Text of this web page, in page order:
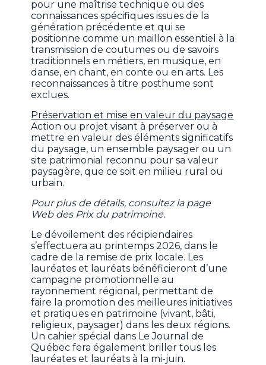
pour une maîtrise technique ou des
connaissances spécifiques issues de la
génération précédente et qui se
positionne comme un maillon essentiel à la
transmission de coutumes ou de savoirs
traditionnels en métiers, en musique, en
danse, en chant, en conte ou en arts. Les
reconnaissances à titre posthume sont
exclues.
Préservation et mise en valeur du paysage
Action ou projet visant à préserver ou à
mettre en valeur des éléments significatifs
du paysage, un ensemble paysager ou un
site patrimonial reconnu pour sa valeur
paysagère, que ce soit en milieu rural ou
urbain.
Pour plus de détails, consultez la page
Web des Prix du patrimoine.
Le dévoilement des récipiendaires
s’effectuera au printemps 2026, dans le
cadre de la remise de prix locale. Les
lauréates et lauréats bénéficieront d’une
campagne promotionnelle au
rayonnement régional, permettant de
faire la promotion des meilleures initiatives
et pratiques en patrimoine (vivant, bâti,
religieux, paysager) dans les deux régions.
Un cahier spécial dans Le Journal de
Québec fera également briller tous les
lauréates et lauréats à la mi-juin.